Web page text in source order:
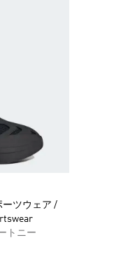
ーツウェア /
トニー